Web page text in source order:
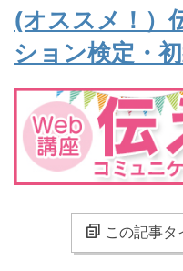
(オススメ ！ ）
ション検定・
この記事タ